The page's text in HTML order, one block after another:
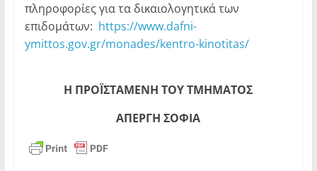
πληροφορίες για τα δικαιολογητικά των
επιδομάτων: https://www.dafni-
ymittos.gov.gr/monades/kentro-kinotitas/
Η ΠΡΟΪΣΤΑΜΕΝΗ ΤΟΥ ΤΜΗΜΑΤΟΣ
ΑΠΕΡΓΗ ΣΟΦΙΑ